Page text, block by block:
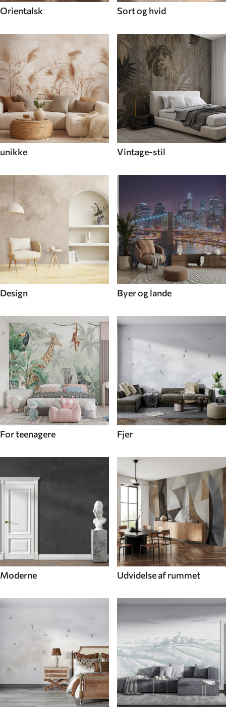
Orientalsk Sort og hvid
unikke Vintage-stil
Design Byer og lande
For teenagere Fjer
Moderne Udvidelse af rummet